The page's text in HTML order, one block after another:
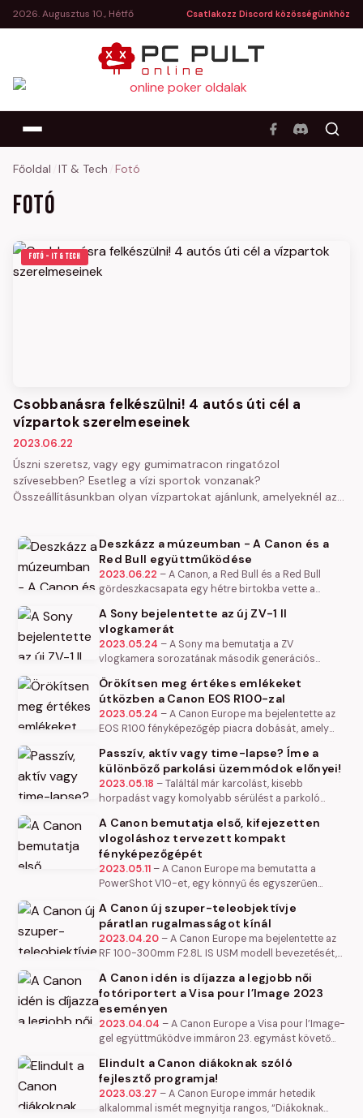
2026. Augusztus 10., Hétfő Csatlakozz Discord közösségünkhöz
Főoldal IT & Tech Fotó
Fotó
FOTÓ – IT & TECH
Csobbanásra felkészülni! 4 autós úti cél a
vízpartok szerelmeseinek
2023.06.22
Úszni szeretsz, vagy egy gumimatracon ringatózol
szívesebben? Esetleg a vízi sportok vonzanak?
Összeállításunkban olyan vízpartokat ajánlunk, amelyeknél az…
Deszkázz a múzeumban - A Canon és a
Red Bull együttműködése
2023.06.22 –A Canon, a Red Bull és a Red Bull
gördeszkacsapata egy hétre birtokba vette a
múzeum 80 millió műtárgya között…
A Sony bejelentette az új ZV-1 II
vlogkamerát
2023.05.24 –A Sony ma bemutatja a ZV
vlogkamera sorozatának második generációs
piacvezető funkciókat tartalmaz. A…
Örökítsen meg értékes emlékeket
útközben a Canon EOS R100-zal
2023.05.24 –A Canon Europe ma bejelentette az
EOS R100 fényképezőgép piacra dobását, amely
családdal és a barátokkal töltött…
Passzív, aktív vagy time-lapse? Íme a
különböző parkolási üzemmódok előnyei!
2023.05.18 –Találtál már karcolást, kisebb
horpadást vagy komolyabb sérülést a parkoló
válaszolnak. Sajnos az őrzött parkoló sem…
A Canon bemutatja első, kifejezetten
vlogoláshoz tervezett kompakt
fényképezőgépét
2023.05.11 –A Canon Europe ma bemutatta a
PowerShot V10-et, egy könnyű és egyszerűen
akik szeretnék barátaikat és…
A Canon új szuper-teleobjektívje
páratlan rugalmasságot kínál
2023.04.20 –A Canon Europe ma bejelentette az
RF 100-300mm F2.8L IS USM modell bevezetését,
képviseli. Miközben kielégíti a…
A Canon idén is díjazza a legjobb női
fotóriportert a Visa pour l’Image 2023
eseményen
2023.04.04 –A Canon Europe a Visa pour l’Image-
gel együttműködve immáron 23. egymást követő
fotós újságírás műfajban…
Elindult a Canon diákoknak szóló
fejlesztő programja!
2023.03.27 –A Canon Europe immár hetedik
alkalommal ismét megnyitja rangos, “Diákoknak